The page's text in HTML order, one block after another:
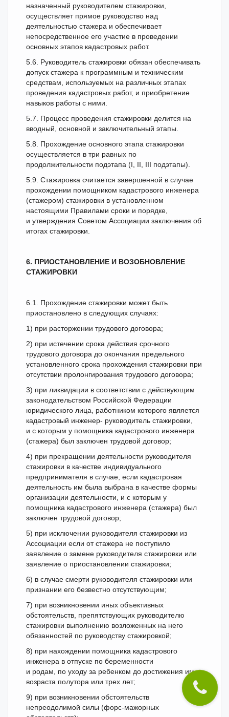
назначенный руководителем стажировки,
осуществляет прямое руководство над
деятельностью стажера и обеспечивает
непосредственное его участие в проведении
основных этапов кадастровых работ.
5.6. Руководитель стажировки обязан обеспечивать
допуск стажера к программным и техническим
средствам, используемых на различных этапах
проведения кадастровых работ, и приобретение
навыков работы с ними.
5.7. Процесс проведения стажировки делится на
вводный, основной и заключительный этапы.
5.8. Прохождение основного этапа стажировки
осуществляется в три равных по
продолжительности подэтапа (I, II, III подэтапы).
5.9. Стажировка считается завершенной в случае
прохождении помощником кадастрового инженера
(стажером) стажировки в установленном
настоящими Правилами сроки и порядке,
и утверждения Советом Ассоциации заключения об
итогах стажировки.
6. ПРИОСТАНОВЛЕНИЕ И ВОЗОБНОВЛЕНИЕ
СТАЖИРОВКИ
6.1. Прохождение стажировки может быть
приостановлено в следующих случаях:
1) при расторжении трудового договора;
2) при истечении срока действия срочного
трудового договора до окончания предельного
установленного срока прохождения стажировки при
отсутствии пролонгирования трудового договора;
3) при ликвидации в соответствии с действующим
законодательством Российской Федерации
юридического лица, работником которого является
кадастровый инженер- руководитель стажировки,
и с которым у помощника кадастрового инженера
(стажера) был заключен трудовой договор;
4) при прекращении деятельности руководителя
стажировки в качестве индивидуального
предпринимателя в случае, если кадастровая
деятельность им была выбрана в качестве формы
организации деятельности, и с которым у
помощника кадастрового инженера (стажера) был
заключен трудовой договор;
5) при исключении руководителя стажировки из
Ассоциации если от стажера не поступило
заявление о замене руководителя стажировки или
заявление о приостановлении стажировки;
6) в случае смерти руководителя стажировки или
признании его безвестно отсутствующим;
7) при возникновении иных объективных
обстоятельств, препятствующих руководителю
стажировки выполнению возложенных на него
обязанностей по руководству стажировкой;
8) при нахождении помощника кадастрового
инженера в отпуске по беременности
и родам, по уходу за ребенком до достижения им
возраста полутора или трех лет;
9) при возникновении обстоятельств
непреодолимой силы (форс-мажорных